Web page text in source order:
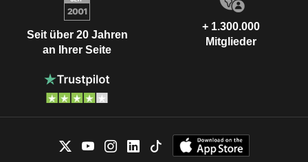
Seit über 20 Jahren
an Ihrer Seite
+ 1.300.000
Mitglieder